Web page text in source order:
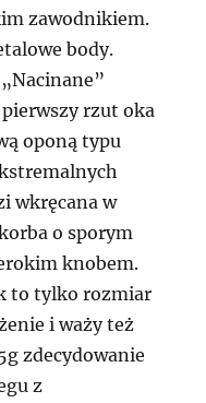
zawodnikiem.
body.
rzut oka
oponą typu
wkręcana w
o sporym
knobem.
to tylko rozmiar
i waży też
zdecydowanie
z